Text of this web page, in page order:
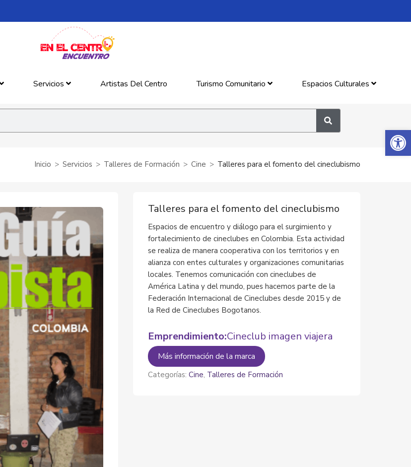
Abrir
Servicios Artistas Del Centro Turismo Comunitario Espacios Culturales
Inicio Servicios Talleres de Formación Cine Talleres para el fomento del cineclubismo
Talleres para el fomento del cineclubismo
Espacios de encuentro y diálogo para el surgimiento y
fortalecimiento de cineclubes en Colombia. Esta actividad
se realiza de manera cooperativa con los territorios y en
alianza con entes culturales y organizaciones comunitarias
locales. Tenemos comunicación con cineclubes de
América Latina y del mundo, pues hacemos parte de la
Federación Internacional de Cineclubes desde 2015 y de
la Red de Cineclubes Bogotanos.
Emprendimiento:Cineclub imagen viajera
Más información de la marca
Categorías:Cine, Talleres de Formación